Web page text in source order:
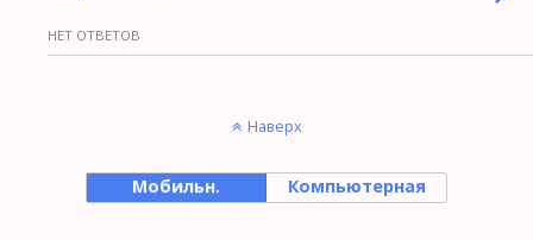
НЕТ ОТВЕТОВ
Наверх
Мобильн. Компьютерная